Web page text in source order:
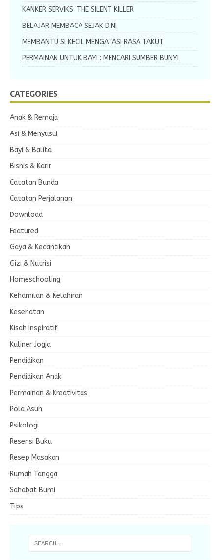
KANKER SERVIKS: THE SILENT KILLER
BELAJAR MEMBACA SEJAK DINI
MEMBANTU SI KECIL MENGATASI RASA TAKUT
PERMAINAN UNTUK BAYI : MENCARI SUMBER BUNYI
CATEGORIES
Anak & Remaja
Asi & Menyusui
Bayi & Balita
Bisnis & Karir
Catatan Bunda
Catatan Perjalanan
Download
Featured
Gaya & Kecantikan
Gizi & Nutrisi
Homeschooling
Kehamilan & Kelahiran
Kesehatan
Kisah Inspiratif
Kuliner Jogja
Pendidikan
Pendidikan Anak
Permainan & Kreativitas
Pola Asuh
Psikologi
Resensi Buku
Resep Masakan
Rumah Tangga
Sahabat Bumi
Tips